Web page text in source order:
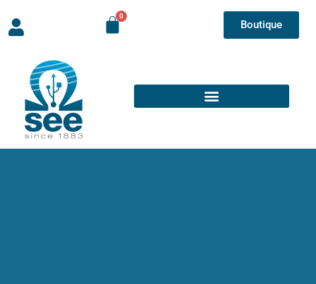
Boutique